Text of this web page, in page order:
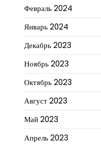
Февраль 2024
Январь 2024
Декабрь 2023
Ноябрь 2023
Октябрь 2023
Август 2023
Май 2023
Апрель 2023